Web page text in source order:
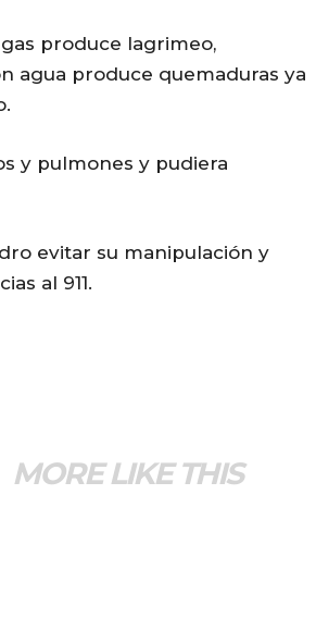
produce lagrimeo,
agua produce quemaduras ya
y pulmones y pudiera
evitar su manipulación y
al 911.
MORE LIKE THIS